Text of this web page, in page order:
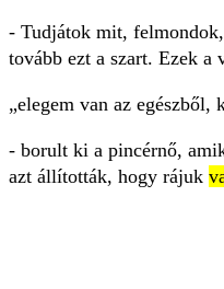
- Tudjátok mit,
tovább ezt a szart. Ezek a
elegem van az egészből,
- borult ki a pincérnő,
azt állították, hogy rájuk